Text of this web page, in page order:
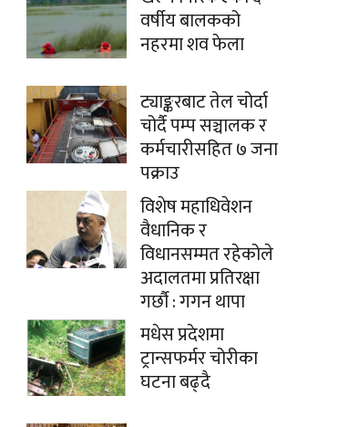
वर्षीय बालकको
नहरमा शव फेला
ट्याङ्करबाट तेल चोर्दा
चोर्दै पम्प सञ्चालक र
कर्मचारीसहित ७ जना
पक्राउ
विशेष महाधिवेशन
वैधानिक र
विधानसम्मत रहेकोले
अदालतमा प्रतिरक्षा
गर्छौ : गगन थापा
मधेस प्रदेशमा
ट्रान्सफर्मर चोरीका
घटना बढ्दै